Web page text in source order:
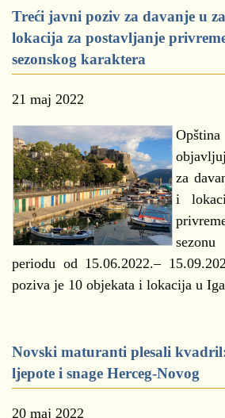
Treći javni poziv za davanje u
lokacija za postavljanje
sezonskog karaktera
21 maj 2022
za
i
periodu od 15.06.2022.–
poziva je 10 objekata i lokacija u
Novski maturanti plesali
ljepote i snage Herceg-Novog
20 maj 2022